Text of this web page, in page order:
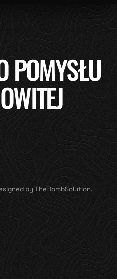
POMYSŁU
by TheBombSolution.